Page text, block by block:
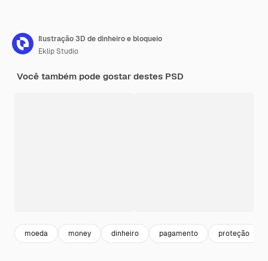
Ilustração 3D de dinheiro e bloqueio
Eklip Studio
Você também pode gostar destes PSD
moeda money dinheiro pagamento proteção